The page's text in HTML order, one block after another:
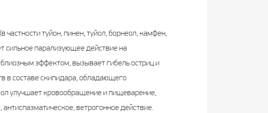
туйон, пинен, туйол, борнеол, камфен,
сильное парализующее действие на
эффектом, вызывает гибель остриц и
в составе скипидара, обладающего
улучшает кровообращение и пищеварение,
ветрогонное действие.